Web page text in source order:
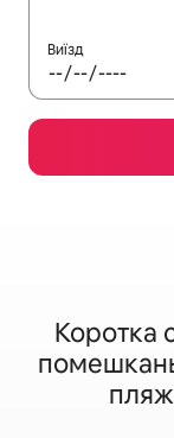
Виїзд
Коротка